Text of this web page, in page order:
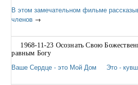
В этом замечательном фильме
членов →
1968-11-23 Осознать Свою
равным Богу
Ваше Сердце - это Мой Дом Это -